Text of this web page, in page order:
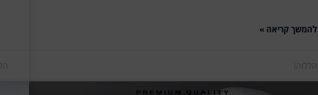
להמשך קריאה »
הללוהו